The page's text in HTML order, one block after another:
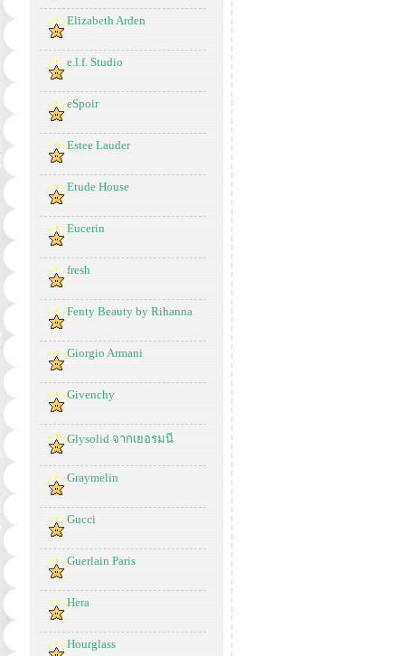
Elizabeth Arden
e.l.f. Studio
eSpoir
Estee Lauder
Etude House
Eucerin
fresh
Fenty Beauty by Rihanna
Giorgio Armani
Givenchy
Glysolid จากเยอรมนี
Graymelin
Gucci
Guerlain Paris
Hera
Hourglass